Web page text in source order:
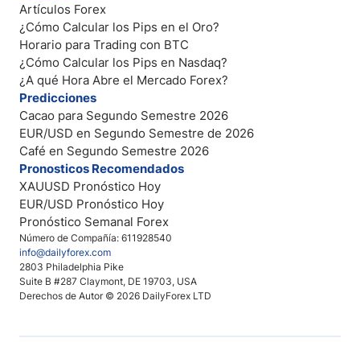
Número de Compañía: 611928540
info@dailyforex.com
2803 Philadelphia Pike
Suite B #287 Claymont, DE 19703, USA
Derechos de Autor © 2026 DailyForex LTD
Artículos Forex
¿Cómo Calcular los Pips en el Oro?
Horario para Trading con BTC
¿Cómo Calcular los Pips en Nasdaq?
¿A qué Hora Abre el Mercado Forex?
Predicciones
Cacao para Segundo Semestre 2026
EUR/USD en Segundo Semestre de 2026
Café en Segundo Semestre 2026
Pronosticos Recomendados
XAUUSD Pronóstico Hoy
EUR/USD Pronóstico Hoy
Pronóstico Semanal Forex